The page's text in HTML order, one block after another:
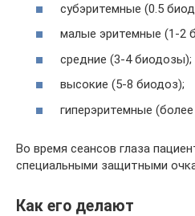
субэритемные (0.5
малые эритемные (1-2
средние (3-4 биодозы);
высокие (5-8 биодоз);
гиперэритемные
Во время сеансов глаза
специальными защитными
Как его делают